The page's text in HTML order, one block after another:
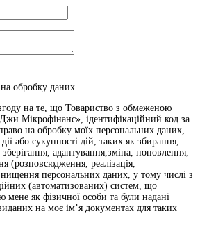
обробку даних
на те, що Товариство з обмеженою
Мікрофінанс», ідентифікаційний код за
на обробку моїх персональних даних,
або сукупності дій, таких як збирання,
адаптування,зміна, поновлення,
(розповсюдження, реалізація,
персональних даних, у тому числі з
(автоматизованих) систем, що
мене як фізичної особи та були надані
на моє ім’я документах для таких